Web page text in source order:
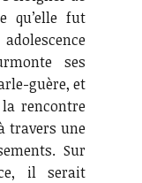
qu’elle fut
ses
guère, et
rencontre
travers une
Sur
il serait